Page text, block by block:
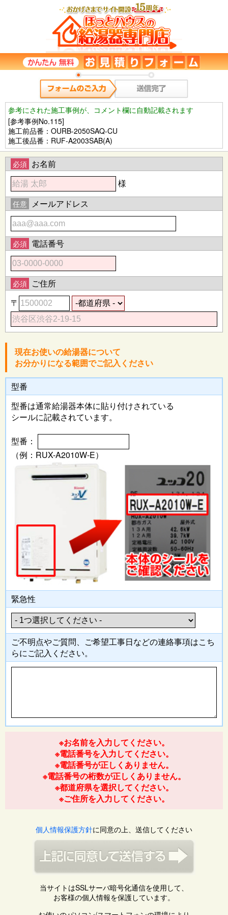
参考にされた施工事例が、コメント欄に自動記載されます
[参考事例No.115]
施工前品番：OURB-2050SAQ-CU
施工後品番：RUF-A2003SAB(A)
必須 お名前
様
任意 メールアドレス
必須 電話番号
必須 ご住所
〒
現在お使いの給湯器について
お分かりになる範囲でご記入ください
型番
型番は通常給湯器本体に貼り付けされている
シールに記載されています。
型番：
（例：RUX-A2010W-E）
緊急性
ご不明点やご質問、ご希望工事日などの連絡事項はこち
らにご記入 ください。
※お名前を入力してください。
※電話番号を入力してください。
※電話番号が正しくありません。
※電話番号の桁数が正しくありません。
※都道府県を選択してください。
※ご住所を入力してください。
個人情報保護方針に同意の上、送信してください
当サイトはSSLサーバ暗号化通信を使用して、
お客様の個人情報を保護しています。